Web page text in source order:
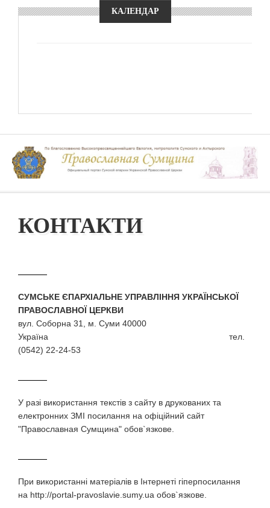
КАЛЕНДАР
КОНТАКТИ
СУМСЬКЕ ЄПАРХІАЛЬНЕ УПРАВЛІННЯ УКРАЇНСЬКОЇ
ПРАВОСЛАВНОЇ ЦЕРКВИ
вул. Соборна 31, м. Суми 40000
Україна тел.
(0542) 22-24-53
У разi використання текстiв з сайту в друкованих та
електронних ЗМI посилання на офіційний сайт
"Православная Сумщина" обов`язкове.
При використаннi матерiалiв в Iнтернетi гiперпосилання
на http://portal-pravoslavie.sumy.ua обов`язкове.